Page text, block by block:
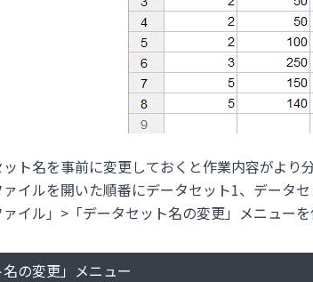
ト名を事前に変更しておくと作業内容がよ
ァイルを開いた順番にデータセット1、データ
イル」>「データセット名の変更」メニューを
名の変更」メニュー